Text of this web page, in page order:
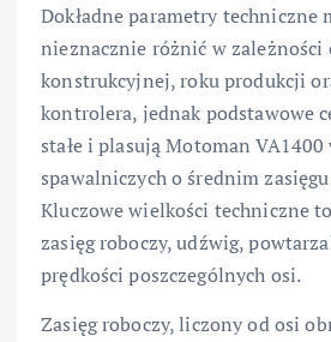
Dokładne parametry techniczne
nieznacznie różnić w zależności
konstrukcyjnej, roku produkcji
kontrolera, jednak podstawowe
stałe i plasują Motoman
spawalniczych o średnim
Kluczowe wielkości techniczne
zasięg roboczy, udźwig,
prędkości poszczególnych osi.
Zasięg roboczy, liczony od osi